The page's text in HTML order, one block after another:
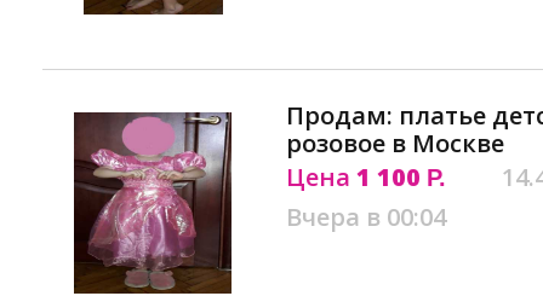
Продам: платье
розовое в Москве
Цена 1 100 Р.
Вчера в 00:04